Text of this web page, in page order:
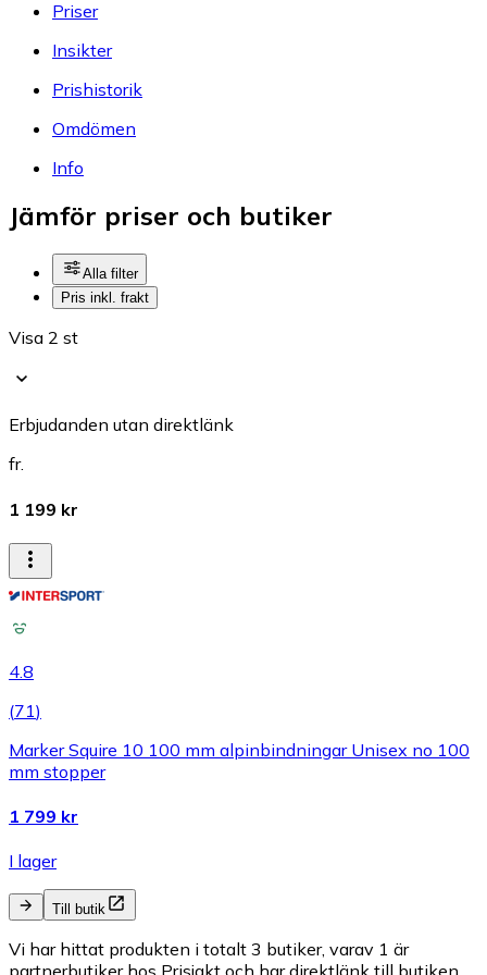
Priser
Insikter
Prishistorik
Omdömen
Info
Jämför priser och butiker
Alla filter
Pris inkl. frakt
Visa 2 st
Erbjudanden utan direktlänk
fr.
1 199 kr
4.8
(71)
Marker Squire 10 100 mm alpinbindningar Unisex no 100
mm stopper
1 799 kr
I lager
Till butik
Vi har hittat produkten i totalt 3 butiker, varav 1 är